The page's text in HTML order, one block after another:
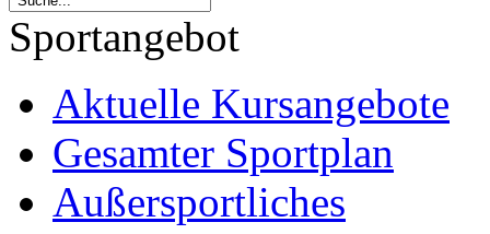
Sportangebot
Aktuelle Kursangebote
Gesamter Sportplan
Außersportliches